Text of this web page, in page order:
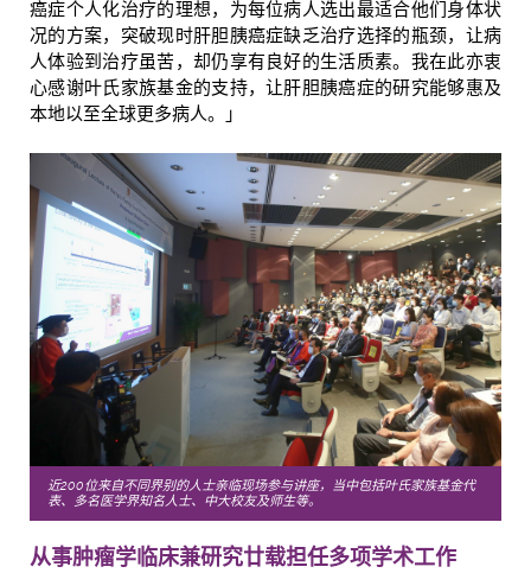
癌症个人化治疗的理想，为每位病人选出最适合他们身体状
况的方案，突破现时肝胆胰癌症缺乏治疗选择的瓶颈，让病
人体验到治疗虽苦，却仍享有良好的生活质素。我在此亦衷
心感谢叶氏家族基金的支持，让肝胆胰癌症的研究能够惠及
本地以至全球更多病人。」
近200位来自不同界别的人士亲临现场参与讲座，当中包括叶氏家族基金代
表、多名医学界知名人士、中大校友及师生等。
从事肿瘤学临床兼研究廿载担任多项学术工作